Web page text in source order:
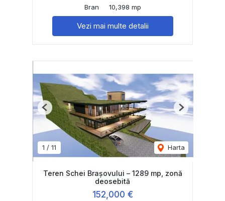
Bran
10,398 mp
Vezi mai multe detalii
1 / 11 Harta
Previous Next
Teren Schei Brașovului – 1289 mp, zonă
deosebită
152,000 €